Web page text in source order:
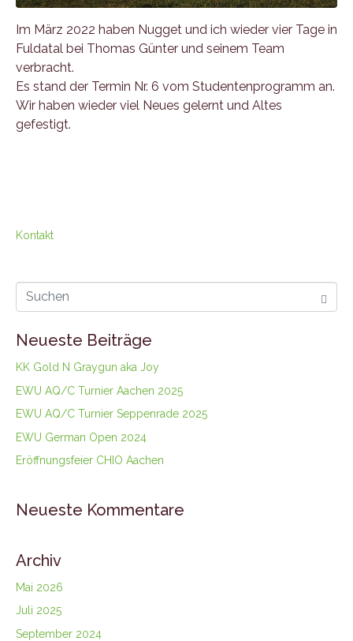
Im März 2022 haben Nugget und ich wieder vier Tage in
Fuldatal bei Thomas Günter und seinem Team
verbracht.
Es stand der Termin Nr. 6 vom Studentenprogramm an.
Wir haben wieder viel Neues gelernt und Altes
gefestigt.
Kontakt
Neueste Beiträge
KK Gold N Graygun aka Joy
EWU AQ/C Turnier Aachen 2025
EWU AQ/C Turnier Seppenrade 2025
EWU German Open 2024
Eröffnungsfeier CHIO Aachen
Neueste Kommentare
Archiv
Mai 2026
Juli 2025
September 2024